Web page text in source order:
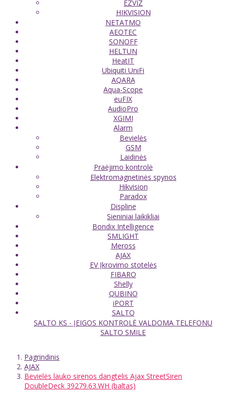
EZVIZ
HIKVISION
NETATMO
AEOTEC
SONOFF
HELTUN
HeatIT
Ubiquiti UniFi
AQARA
Aqua-Scope
euFIX
AudioPro
XGIMI
Alarm
Bevielės
GSM
Laidinės
Praėjimo kontrolė
Elektromagnetinės spynos
Hikvision
Paradox
Displine
Sieniniai laikikliai
Bondix Intelligence
SMLIGHT
Meross
AJAX
EV Įkrovimo stotelės
FIBARO
Shelly
QUBINO
iPORT
SALTO
SALTO KS - ĮEIGOS KONTROLĖ VALDOMA TELEFONU
SALTO SMILE
Pagrindinis
AJAX
Bevielės lauko sirenos dangtelis Ajax StreetSiren
DoubleDeck 39279.63.WH (baltas)